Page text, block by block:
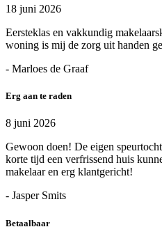
18 juni 2026
Eersteklas en vakkundig
woning is mij de zorg uit handen
- Marloes de Graaf
Erg aan te raden
8 juni 2026
Gewoon doen! De eigen
korte tijd een verfrissend huis
makelaar en erg klantgericht!
- Jasper Smits
Betaalbaar